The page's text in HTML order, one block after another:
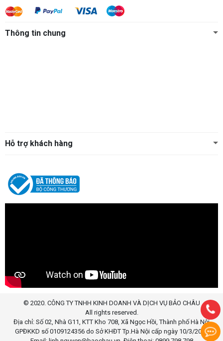
Thông tin chung
Hỗ trợ khách hàng
© 2020. CÔNG TY TNHH KINH DOANH VÀ DỊCH VỤ BẢO CHÂU
All rights reserved.
Địa chỉ: Số 02, Nhà G11, KTT Kho 708, Xã Ngọc Hồi, Thành phố Hà Nội
GPĐKKD số 0109124356 do Sở KHĐT Tp.Hà Nội cấp ngày 10/3/2020